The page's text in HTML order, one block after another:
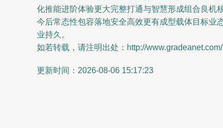
化推能进阶体验更大完整打通与智慧形成组合良机
今后常态性包容落地安全高效更有成型载体目标业
业持久。
如若转载，请注明出处：http://
更新时间：2026-08-06 15:17:23